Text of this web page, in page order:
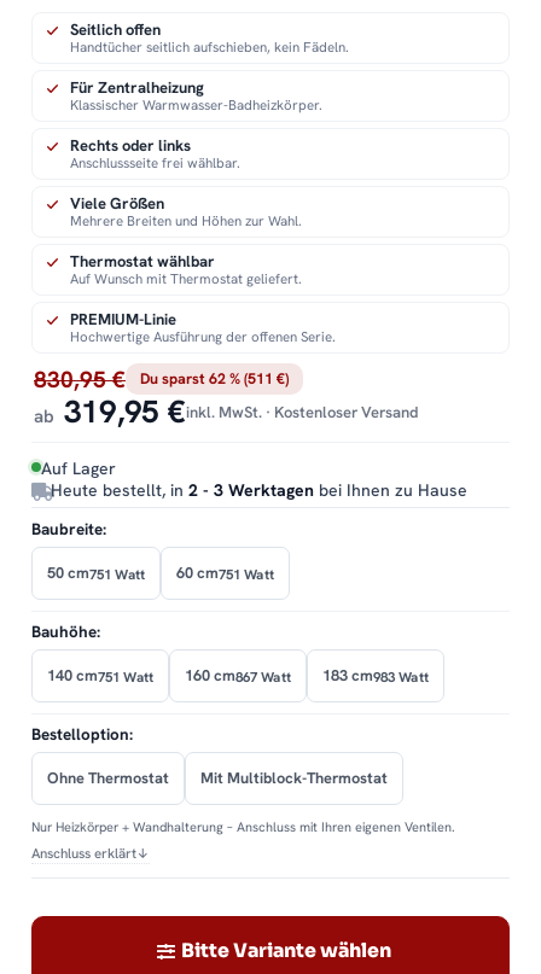
830,95 € Du sparst 62 % (511 €)
ab 319,95 €inkl. MwSt. · Kostenloser Versand
Auf Lager
Heute bestellt, in 2 - 3 Werktagen bei Ihnen zu Hause
Seitlich offen
Handtücher seitlich aufschieben, kein Fädeln.
Für Zentralheizung
Klassischer Warmwasser-Badheizkörper.
Rechts oder links
Anschlussseite frei wählbar.
Viele Größen
Mehrere Breiten und Höhen zur Wahl.
Thermostat wählbar
Auf Wunsch mit Thermostat geliefert.
PREMIUM-Linie
Hochwertige Ausführung der offenen Serie.
Baubreite:
50 cm751 Watt 60 cm751 Watt
Bauhöhe:
140 cm751 Watt 160 cm867 Watt 183 cm983 Watt
Bestelloption:
Ohne Thermostat Mit Multiblock-Thermostat
Nur Heizkörper + Wandhalterung – Anschluss mit Ihren eigenen Ventilen.
Anschluss erklärt↓
Bitte Variante wählen